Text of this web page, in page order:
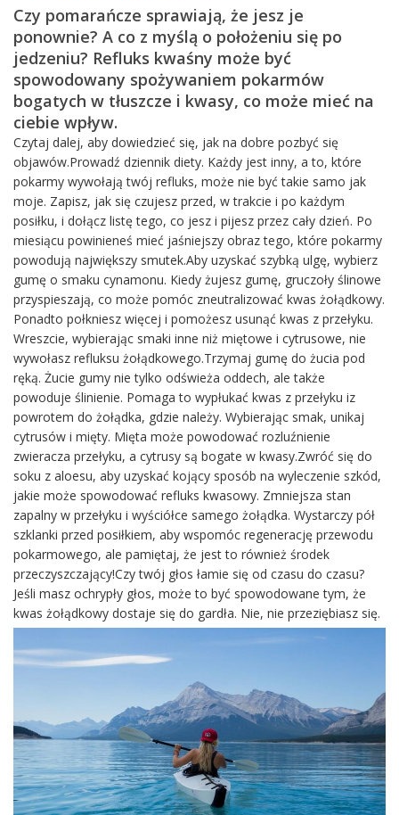
Czy pomarańcze sprawiają, że jesz je
ponownie? A co z myślą o położeniu się po
jedzeniu? Refluks kwaśny może być
spowodowany spożywaniem pokarmów
bogatych w tłuszcze i kwasy, co może mieć na
ciebie wpływ.
Czytaj dalej, aby dowiedzieć się, jak na dobre pozbyć się
objawów.Prowadź dziennik diety. Każdy jest inny, a to, które
pokarmy wywołają twój refluks, może nie być takie samo jak
moje. Zapisz, jak się czujesz przed, w trakcie i po każdym
posiłku, i dołącz listę tego, co jesz i pijesz przez cały dzień. Po
miesiącu powinieneś mieć jaśniejszy obraz tego, które pokarmy
powodują największy smutek.Aby uzyskać szybką ulgę, wybierz
gumę o smaku cynamonu. Kiedy żujesz gumę, gruczoły ślinowe
przyspieszają, co może pomóc zneutralizować kwas żołądkowy.
Ponadto połkniesz więcej i pomożesz usunąć kwas z przełyku.
Wreszcie, wybierając smaki inne niż miętowe i cytrusowe, nie
wywołasz refluksu żołądkowego.Trzymaj gumę do żucia pod
ręką. Żucie gumy nie tylko odświeża oddech, ale także
powoduje ślinienie. Pomaga to wypłukać kwas z przełyku iz
powrotem do żołądka, gdzie należy. Wybierając smak, unikaj
cytrusów i mięty. Mięta może powodować rozluźnienie
zwieracza przełyku, a cytrusy są bogate w kwasy.Zwróć się do
soku z aloesu, aby uzyskać kojący sposób na wyleczenie szkód,
jakie może spowodować refluks kwasowy. Zmniejsza stan
zapalny w przełyku i wyściółce samego żołądka. Wystarczy pół
szklanki przed posiłkiem, aby wspomóc regenerację przewodu
pokarmowego, ale pamiętaj, że jest to również środek
przeczyszczający!Czy twój głos łamie się od czasu do czasu?
Jeśli masz ochrypły głos, może to być spowodowane tym, że
kwas żołądkowy dostaje się do gardła. Nie, nie przeziębiasz się.